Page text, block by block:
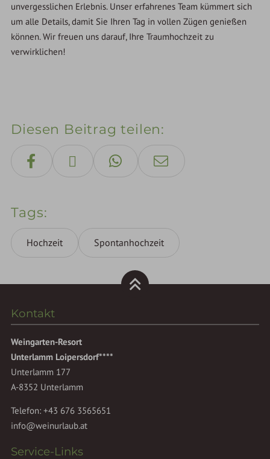
unvergesslichen Erlebnis. Unser erfahrenes Team kümmert sich
um alle Details, damit Sie Ihren Tag in vollen Zügen genießen
können. Wir freuen uns darauf, Ihre Traumhochzeit zu
verwirklichen!
Diesen Beitrag teilen
Tags
Hochzeit Spontanhochzeit
Kontakt
Weingarten-Resort
Unterlamm Loipersdorf****
Unterlamm 177
A-8352 Unterlamm
Telefon:+43 676 3565651
info@weinurlaub.at
Service-Links